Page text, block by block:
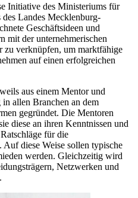
Initiative des Ministeriums für
Landes Mecklenburg-
Geschäftsideen und
mit der unternehmerischen
zu verknüpfen, um marktfähige
auf einen erfolgreichen
aus einem Mentor und
allen Branchen an dem
gegründet. Die Mentoren
diese an ihren Kenntnissen und
für die
diese Weise sollen typische
werden. Gleichzeitig wird
Netzwerken und